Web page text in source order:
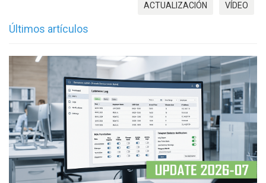
ACTUALIZACIÓN VÍDEO
Últimos artículos